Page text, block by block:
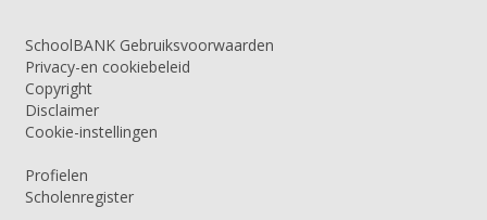
SchoolBANK Gebruiksvoorwaarden
Privacy-en cookiebeleid
Copyright
Disclaimer
Cookie-instellingen
Profielen
Scholenregister